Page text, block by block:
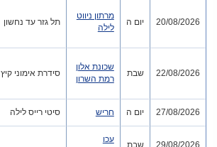
20/08/2026 יום ה
מרתון ניווט
לילה
תל גזר עד נחשון
22/08/2026 שבת
שכונת אלון
רמת השרון
סידרת אימוני קיץ
27/08/2026 יום ה חריש סיטי רייס לילה
29/08/2026 שבת
עכו